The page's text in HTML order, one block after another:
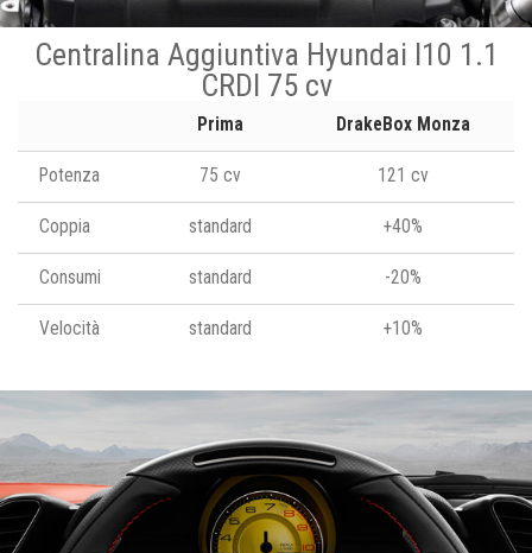
Centralina Aggiuntiva Hyundai I10 1.1
CRDI 75 cv
Prima DrakeBox Monza
Potenza 75 cv 121 cv
Coppia standard +40%
Consumi standard -20%
Velocità standard +10%